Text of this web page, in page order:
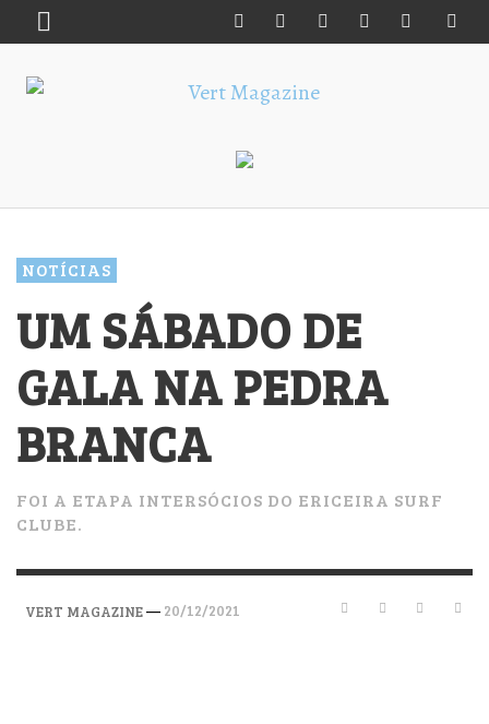
NOTÍCIAS
UM SÁBADO DE
GALA NA PEDRA
BRANCA
FOI A ETAPA INTERSÓCIOS DO ERICEIRA SURF
CLUBE.
VERT MAGAZINE— 20/12/2021